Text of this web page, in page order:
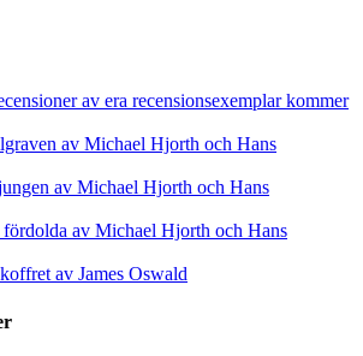
av era recensionsexemplar kommer
av Michael Hjorth och Hans
av Michael Hjorth och Hans
fördolda av Michael Hjorth och Hans
av James Oswald